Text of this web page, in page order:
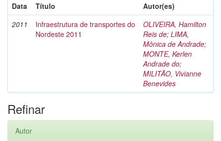
Data
Título
Autor(es)
2011
Infraestrutura de transportes do
Nordeste 2011
OLIVEIRA, Hamilton
Reis de; LIMA,
Mônica de Andrade;
MONTE, Kerlen
Andrade do;
MILITÃO, Vivianne
Benevides
Refinar
Autor